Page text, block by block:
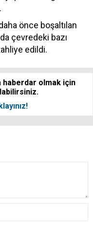
önce boşaltılan
çevredeki bazı
edildi.
haberdar olmak için